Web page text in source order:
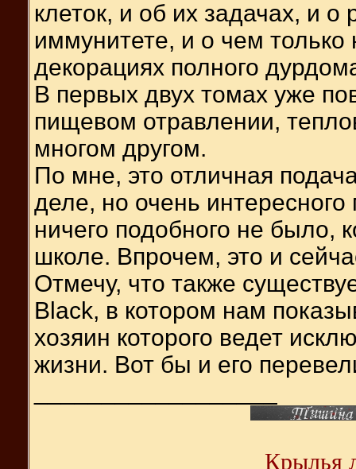
клеток, и об их задачах, и
иммунитете, и о чем только
декорациях полного
В первых двух томах уже
пищевом отравлении,
многом другом.
По мне, это отличная
деле, но очень
ничего подобного не было,
школе. Впрочем, это и
Отмечу, что также
Black, в котором нам
хозяин которого ведет
жизни. Вот бы и его
Крылья